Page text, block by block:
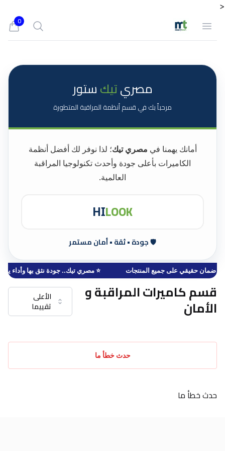
<
Open menu
Search
0
bag
مصريتيكستور
مرحباً بك في قسم أنظمة المراقبة المتطورة
أمانك يهمنا في مصري تيك؛ لذا نوفر لك أفضل أنظمة
الكاميرات بأعلى جودة وأحدث تكنولوجيا المراقبة
العالمية.
HILOOK
🛡️ جودة • ثقة • أمان مستمر
🛡️ ضمان حقيقي على جميع المنتجات ⭐ مصري تيك.. جودة نثق بها وأداء
قسم كاميرات المراقبة و
الأمان
الأعلى
تقييما
حدث خطأ ما
حدث خطأ ما